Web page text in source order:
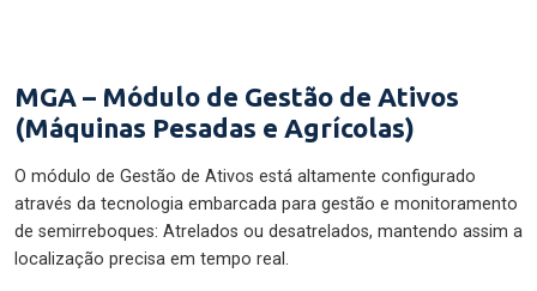
MGA – Módulo de Gestão de Ativos
(Máquinas Pesadas e Agrícolas)
O módulo de Gestão de Ativos está altamente configurado
através da tecnologia embarcada para gestão e monitoramento
de semirreboques: Atrelados ou desatrelados, mantendo assim a
localização precisa em tempo real.